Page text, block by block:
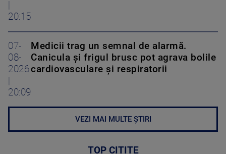
20:15
07-
08-
2026
20:09
Medicii trag un semnal de alarmă.
Canicula și frigul brusc pot agrava bolile
cardiovasculare și respiratorii
VEZI MAI MULTE ȘTIRI
TOP CITITE